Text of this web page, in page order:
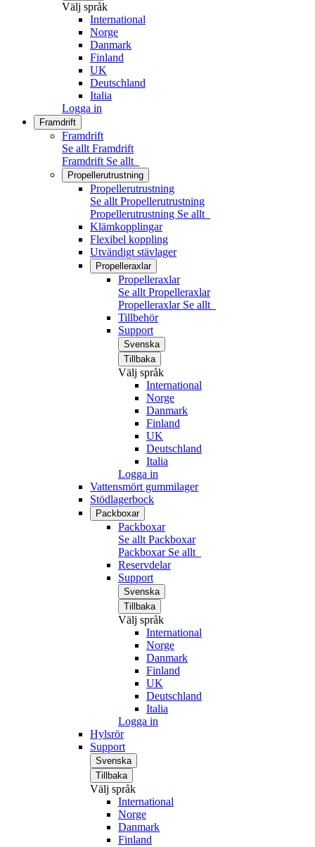
Välj språk
International
Norge
Danmark
Finland
UK
Deutschland
Italia
Logga in
Framdrift
Framdrift
Se allt Framdrift
Framdrift Se allt
Propellerutrustning
Propellerutrustning
Se allt Propellerutrustning
Propellerutrustning Se allt
Klämkopplingar
Flexibel koppling
Utvändigt stävlager
Propelleraxlar
Propelleraxlar
Se allt Propelleraxlar
Propelleraxlar Se allt
Tillbehör
Support
Svenska
Tillbaka
Välj språk
International
Norge
Danmark
Finland
UK
Deutschland
Italia
Logga in
Vattensmört gummilager
Stödlagerbock
Packboxar
Packboxar
Se allt Packboxar
Packboxar Se allt
Reservdelar
Support
Svenska
Tillbaka
Välj språk
International
Norge
Danmark
Finland
UK
Deutschland
Italia
Logga in
Hylsrör
Support
Svenska
Tillbaka
Välj språk
International
Norge
Danmark
Finland